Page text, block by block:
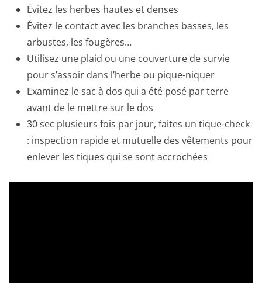
Évitez les herbes hautes et denses
Évitez le contact avec les branches basses, les
arbustes, les fougères…
Utilisez une plaid ou une couverture de survie
pour s’assoir dans l’herbe ou pique-niquer
Examinez le sac à dos qui a été posé par terre
avant de le mettre sur le dos
30 sec plusieurs fois par jour, faites un tique-check
: inspection rapide et mutuelle des vêtements pour
enlever les tiques qui se sont accrochées